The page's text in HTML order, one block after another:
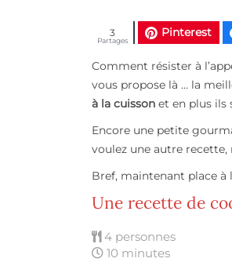
Pinterest
Partages
3
Comment résister à
vous propose là … la
à la cuisson et en plus ils
Encore une petite
voulez une autre recette,
Bref, maintenant place à
Une recette de
4 personnes
10 minutes